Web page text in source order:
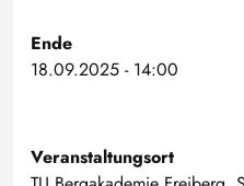
Ende
18.09.2025 - 14:00
Veranstaltungsort